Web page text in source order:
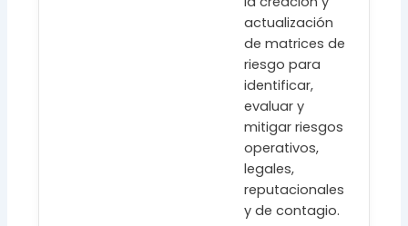
actualización
de matrices de
riesgo para
identificar,
evaluar y
mitigar riesgos
operativos,
legales,
reputacionales
y de contagio.